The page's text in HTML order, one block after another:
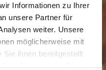
Informationen zu Ihrer
unsere Partner für
weiter. Unsere
möglicherweise mit
Sie ihnen bereitgestellt